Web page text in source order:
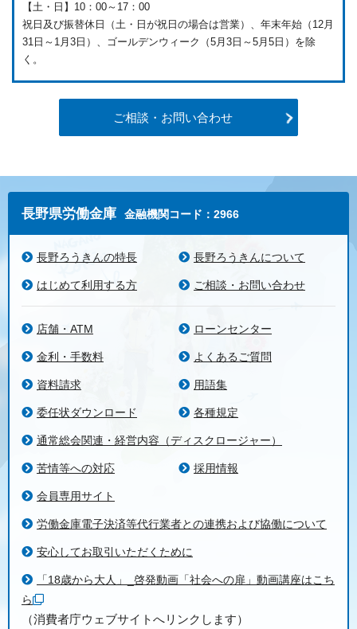
【土・日】10：00～17：00
祝日及び振替休日（土・日が祝日の場合は営業）、年末年始（12月
31日～1月3日）、ゴールデンウィーク（5月3日～5月5日）を除
く。
ご相談・お問い合わせ
長野県労働金庫 金融機関コード：2966
長野ろうきんの特長 長野ろうきんについて
はじめて利用する方 ご相談・お問い合わせ
店舗・ATM ローンセンター
金利・手数料 よくあるご質問
資料請求 用語集
委任状ダウンロード 各種規定
通常総会関連・経営内容（ディスクロージャー）
苦情等への対応 採用情報
会員専用サイト
労働金庫電子決済等代行業者との連携および協働について
安心してお取引いただくために
「18歳から大人」_啓発動画「社会への扉」動画講座はこち
ら
（消費者庁ウェブサイトへリンクします）